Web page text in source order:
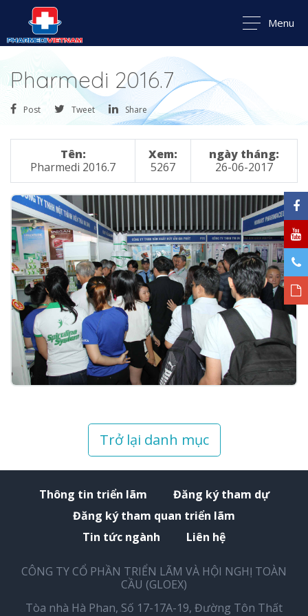
Menu
Pharmedi 2016.7
Post Tweet Share
Tên:
Pharmedi 2016.7
Xem:
5267
ngày tháng:
26-06-2017
Trở lại danh mục
Thông tin triển lãm
Đăng ký tham dự
Đăng ký tham quan triển lãm
Tin tức ngành
Liên hệ
CÔNG TY CỔ PHẦN TRIỂN LÃM VÀ HỘI NGHỊ TOÀN
CẦU (GLOEX)
Tòa nhà Hà Phan, Số 17-17A-19, Đường Tôn Thất